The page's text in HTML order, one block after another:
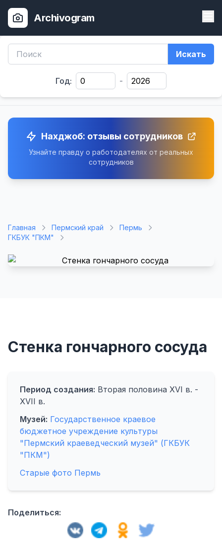
Archivogram
Искать
Год: -
Нахджоб: отзывы сотрудников
Узнайте правду о работодателях от реальных
сотрудников
Главная Пермский край
Пермь
ГКБУК "ПКМ"
Стенка гончарного сосуда
Период создания: Вторая половина XVI в. -
XVII в.
Музей: Государственное краевое
бюджетное учреждение культуры
"Пермский краеведческий музей" (ГКБУК
"ПКМ")
Старые фото Пермь
Поделиться: